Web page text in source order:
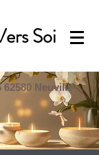
Soi
11 rue du 8 mai 45 62580 Neuville-Saint-Vaast